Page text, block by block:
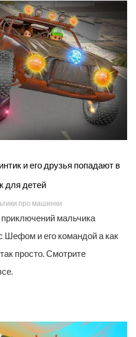
и его друзья попадают в
для детей
про машинки
мальчика
Шефом и его командой а как
просто. Смотрите